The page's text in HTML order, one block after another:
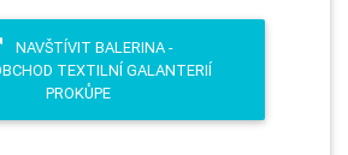
NAVŠTÍVIT BALERINA -
TEXTILNÍ GALANTERIÍ
PROKŮPE